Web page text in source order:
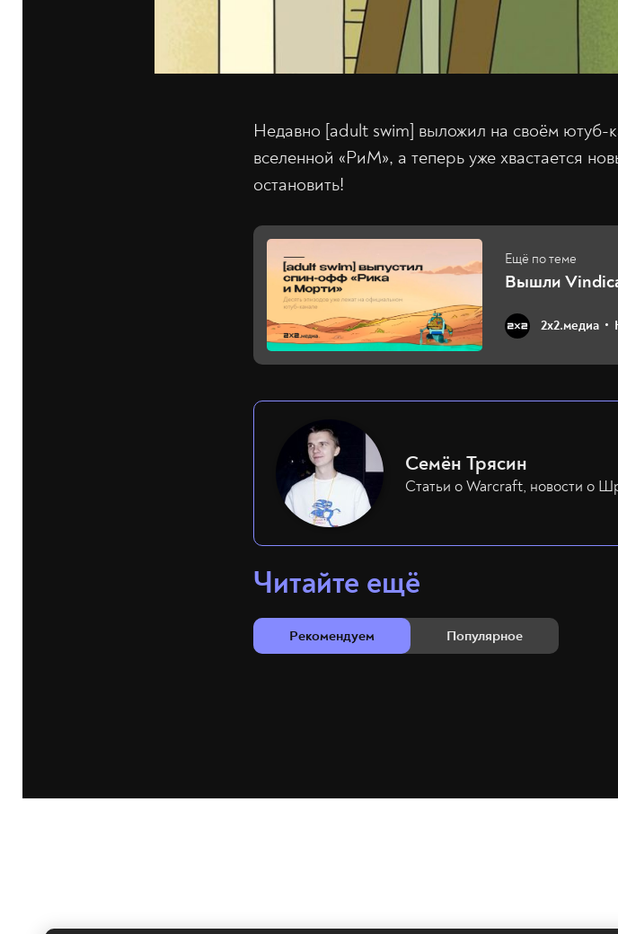
Недавно [adult swim] выложил на своём ютуб-
вселенной «РиМ», а теперь уже хвастается
остановить!
Вышли
2х2.медиа
Семён Трясин
Статьи о Warcraft, новости о
Читайте ещё
Рекомендуем Популярное